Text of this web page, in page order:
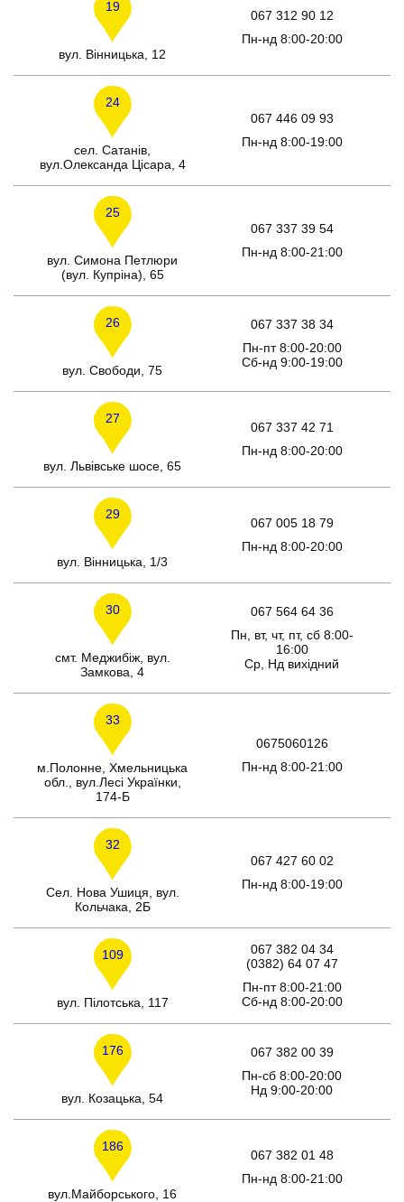
19
вул. Вінницька, 12
067 312 90 12
Пн-нд 8:00-20:00
24
сел. Сатанів,
вул.Олександа Цісара, 4
067 446 09 93
Пн-нд 8:00-19:00
25
вул. Симона Петлюри
(вул. Купріна), 65
067 337 39 54
Пн-нд 8:00-21:00
26
вул. Свободи, 75
067 337 38 34
Пн-пт 8:00-20:00
Сб-нд 9:00-19:00
27
вул. Львівське шосе, 65
067 337 42 71
Пн-нд 8:00-20:00
29
вул. Вінницька, 1/3
067 005 18 79
Пн-нд 8:00-20:00
30
смт. Меджибіж, вул.
Замкова, 4
067 564 64 36
Пн, вт, чт, пт, сб 8:00-
16:00
Ср, Нд вихідний
33
м.Полонне, Хмельницька
обл., вул.Лесі Українки,
174-Б
0675060126
Пн-нд 8:00-21:00
32
Сел. Нова Ушиця, вул.
Кольчака, 2Б
067 427 60 02
Пн-нд 8:00-19:00
109
вул. Пілотська, 117
067 382 04 34
(0382) 64 07 47
Пн-пт 8:00-21:00
Сб-нд 8:00-20:00
176
вул. Козацька, 54
067 382 00 39
Пн-сб 8:00-20:00
Нд 9:00-20:00
186
вул.Майборського, 16
067 382 01 48
Пн-нд 8:00-21:00